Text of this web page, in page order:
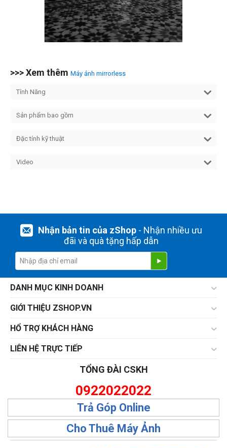
>>> Xem thêm Máy ảnh mirrorless
Tính Năng
Sản phẩm bao gồm
Đặc tính kỹ thuật
Video
Nhận bản tin của zShop- Nhận nhiều ưu
đãi và quà tặng hấp dẫn
DANH MỤC KINH DOANH
GIỚI THIỆU ZSHOP.VN
HỔ TRỢ KHÁCH HÀNG
LIÊN HỆ TRỰC TIẾP
TỔNG ĐÀI CSKH
0922022022
Trả Góp Online
Cho Thuê Máy Ảnh